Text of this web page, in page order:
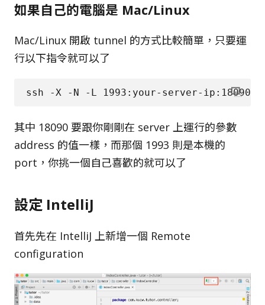
如果自己的電腦是 Mac/Linux
Mac/Linux 開啟 tunnel 的方式比較簡單，只要運
行以下指令就可以了
其中 18090 要跟你剛剛在 server 上運行的參數
address 的值一樣，而那個 1993 則是本機的
port，你挑一個自己喜歡的就可以了
設定 IntelliJ
首先先在 IntelliJ 上新增一個 Remote
configuration